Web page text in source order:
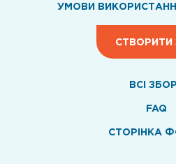
УМОВИ
СТВОРИТИ
ВСI
FAQ
СТОРІНКА